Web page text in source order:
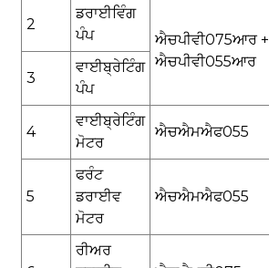
2
ਡਰਾਈਵਿੰਗ
ਪੰਪ
ਐਚਪੀਵੀ075ਆਰ +
ਐਚਪੀਵੀ055ਆਰ
3
ਵਾਈਬ੍ਰੇਟਿੰਗ
ਪੰਪ
4
ਵਾਈਬ੍ਰੇਟਿੰਗ
ਮੋਟਰ
ਐਚਐਮਐਫ055
5
ਫਰੰਟ
ਡਰਾਈਵ
ਮੋਟਰ
ਐਚਐਮਐਫ055
ਰੀਅਰ